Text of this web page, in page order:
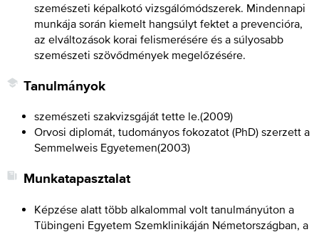
szemészeti képalkotó vizsgálómódszerek. Mindennapi
munkája során kiemelt hangsúlyt fektet a prevencióra,
az elváltozások korai felismerésére és a súlyosabb
szemészeti szövődmények megelőzésére.
Tanulmányok
szemészeti szakvizsgáját tette le.(2009)
Orvosi diplomát, tudományos fokozatot (PhD) szerzett a
Semmelweis Egyetemen(2003)
Munkatapasztalat
Képzése alatt több alkalommal volt tanulmányúton a
Tübingeni Egyetem Szemklinikáján Németországban, a